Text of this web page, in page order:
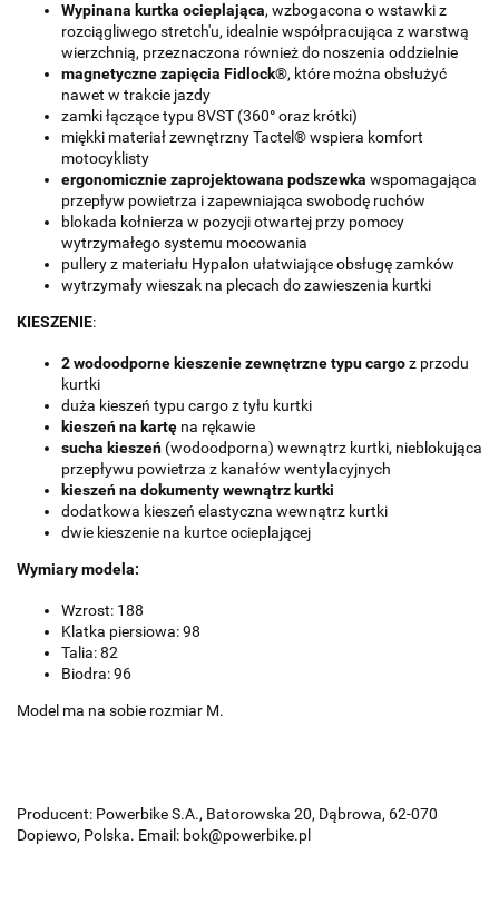
Wypinana kurtka ocieplająca, wzbogacona o wstawki z
rozciągliwego stretch'u, idealnie współpracująca z warstwą
wierzchnią, przeznaczona również do noszenia oddzielnie
magnetyczne zapięcia Fidlock®, które można obsłużyć
nawet w trakcie jazdy
zamki łączące typu 8VST (360°oraz krótki)
miękki materiał zewnętrzny Tactel® wspiera komfort
motocyklisty
ergonomicznie zaprojektowana podszewka wspomagająca
przepływ powietrza i zapewniająca swobodę ruchów
blokada kołnierza w pozycji otwartej przy pomocy
wytrzymałego systemu mocowania
pullery z materiału Hypalon ułatwiające obsługę zamków
wytrzymały wieszak na plecach do zawieszenia kurtki
KIESZENIE:
2 wodoodporne kieszenie zewnętrzne typu cargoz przodu
kurtki
duża kieszeń typu cargo z tyłu kurtki
kieszeń na kartę na rękawie
sucha kieszeń (wodoodporna) wewnątrz kurtki, nieblokująca
przepływu powietrza z kanałów wentylacyjnych
kieszeń na dokumenty wewnątrz kurtki
dodatkowa kieszeń elastyczna wewnątrz kurtki
dwie kieszenie na kurtce ocieplającej
Wymiary modela:
Wzrost: 188
Klatka piersiowa: 98
Talia: 82
Biodra: 96
Model ma na sobie rozmiar M.
Producent: Powerbike S.A., Batorowska 20, Dąbrowa, 62-070
Dopiewo, Polska. Email: bok@powerbike.pl